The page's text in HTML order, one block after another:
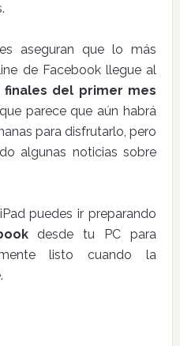
aseguran que lo más
de Facebook llegue al
del primer mes
parece que aún habrá
para disfrutarlo, pero
algunas noticias sobre
puedes ir preparando
desde tu PC para
listo cuando la